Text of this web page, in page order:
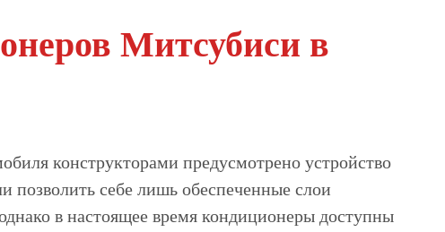
Митсубиси в
конструкторами предусмотрено устройство
позволить себе лишь обеспеченные слои
в настоящее время кондиционеры доступны